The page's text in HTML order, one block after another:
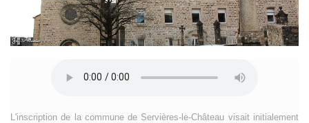
L'inscription de la commune de Servières-le-Château visait initialement